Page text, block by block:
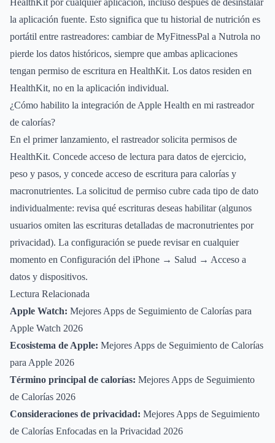
HealthKit por cualquier aplicación, incluso después de desinstalar
la aplicación fuente. Esto significa que tu historial de nutrición es
portátil entre rastreadores: cambiar de MyFitnessPal a Nutrola no
pierde los datos históricos, siempre que ambas aplicaciones
tengan permiso de escritura en HealthKit. Los datos residen en
HealthKit, no en la aplicación individual.
¿Cómo habilito la integración de Apple Health en mi rastreador
de calorías?
En el primer lanzamiento, el rastreador solicita permisos de
HealthKit. Concede acceso de lectura para datos de ejercicio,
peso y pasos, y concede acceso de escritura para calorías y
macronutrientes. La solicitud de permiso cubre cada tipo de dato
individualmente: revisa qué escrituras deseas habilitar (algunos
usuarios omiten las escrituras detalladas de macronutrientes por
privacidad). La configuración se puede revisar en cualquier
momento en Configuración del iPhone → Salud → Acceso a
datos y dispositivos.
Lectura Relacionada
Apple Watch: Mejores Apps de Seguimiento de Calorías para
Apple Watch 2026
Ecosistema de Apple: Mejores Apps de Seguimiento de Calorías
para Apple 2026
Término principal de calorías: Mejores Apps de Seguimiento
de Calorías 2026
Consideraciones de privacidad: Mejores Apps de Seguimiento
de Calorías Enfocadas en la Privacidad 2026